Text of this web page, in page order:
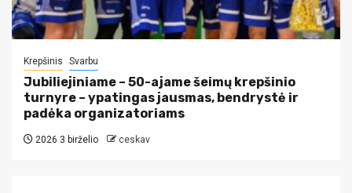
Krepšinis Svarbu
Jubiliejiniame – 50-ajame šeimų krepšinio
turnyre – ypatingas jausmas, bendrystė ir
padėka organizatoriams
2026 3 birželio ceskav